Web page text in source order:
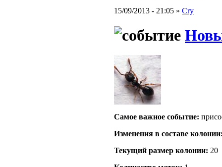
15/09/2013 - 21:05 » Cry
Самое важное событие:
Изменения в составе
Текущий размер кoлонии: 20